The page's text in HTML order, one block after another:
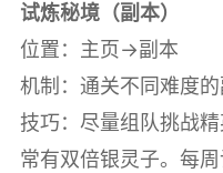
试炼秘境（副本）
位置：主页->副本
机制：通关不同难度的
技巧：尽量组队挑战
常有双倍银灵子。每周